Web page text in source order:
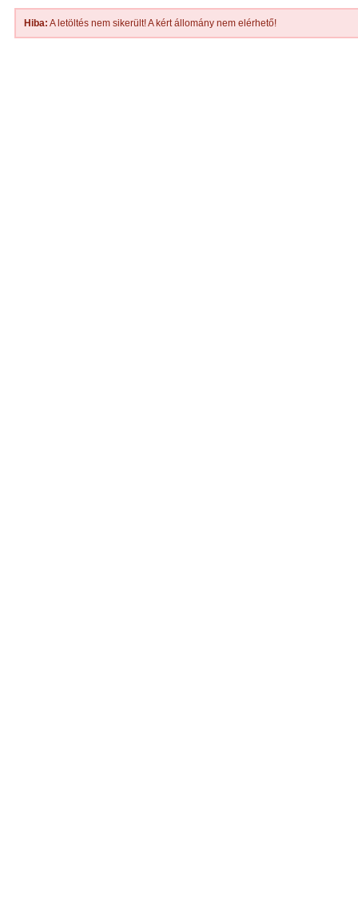
Hiba: A letöltés nem sikerült! A kért állomány nem elérhető!